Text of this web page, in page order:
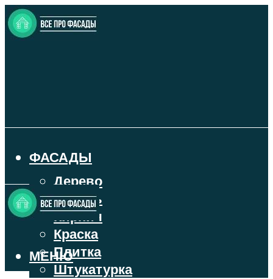
ФАСАДЫ
Дерево
Камень
Кирпич
Краска
Плитка
Штукатурка
МЕНЮ